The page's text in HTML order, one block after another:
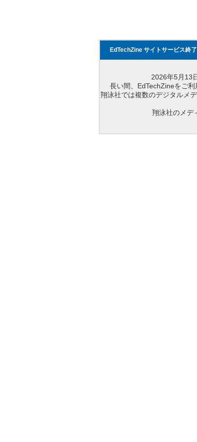
EdTechZine サイトサービス終
2026年5月13
長い間、EdTechZineをご利
翔泳社では複数のデジタルメ
翔泳社のメデ